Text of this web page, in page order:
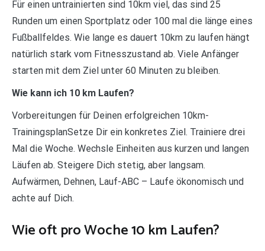
Für einen untrainierten sind 10km viel, das sind 25
Runden um einen Sportplatz oder 100 mal die länge eines
Fußballfeldes. Wie lange es dauert 10km zu laufen hängt
natürlich stark vom Fitnesszustand ab. Viele Anfänger
starten mit dem Ziel unter 60 Minuten zu bleiben.
Wie kann ich 10 km Laufen?
Vorbereitungen für Deinen erfolgreichen 10km-
TrainingsplanSetze Dir ein konkretes Ziel. Trainiere drei
Mal die Woche. Wechsle Einheiten aus kurzen und langen
Läufen ab. Steigere Dich stetig, aber langsam.
Aufwärmen, Dehnen, Lauf-ABC – Laufe ökonomisch und
achte auf Dich.
Wie oft pro Woche 10 km Laufen?